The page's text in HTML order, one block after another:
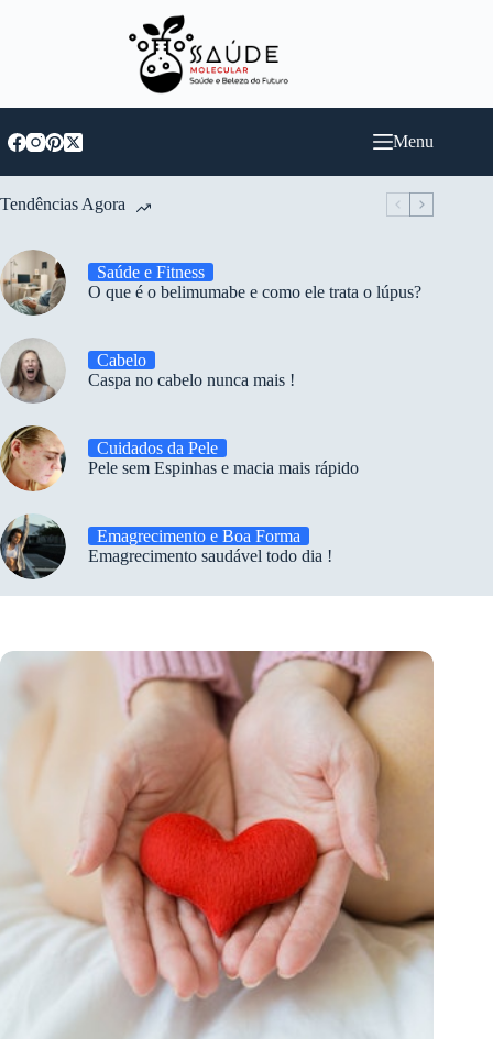
Menu
Tendências Agora
Saúde e Fitness
O que é o belimumabe e como ele trata o lúpus?
Cabelo
Caspa no cabelo nunca mais !
Cuidados da Pele
Pele sem Espinhas e macia mais rápido
Emagrecimento e Boa Forma
Emagrecimento saudável todo dia !